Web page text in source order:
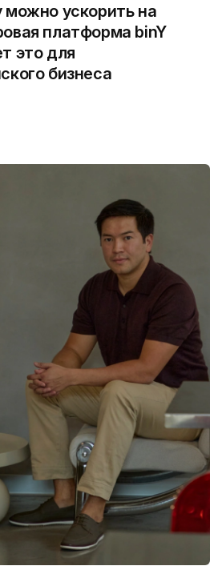
можно ускорить на
платформа binY
это для
бизнеса